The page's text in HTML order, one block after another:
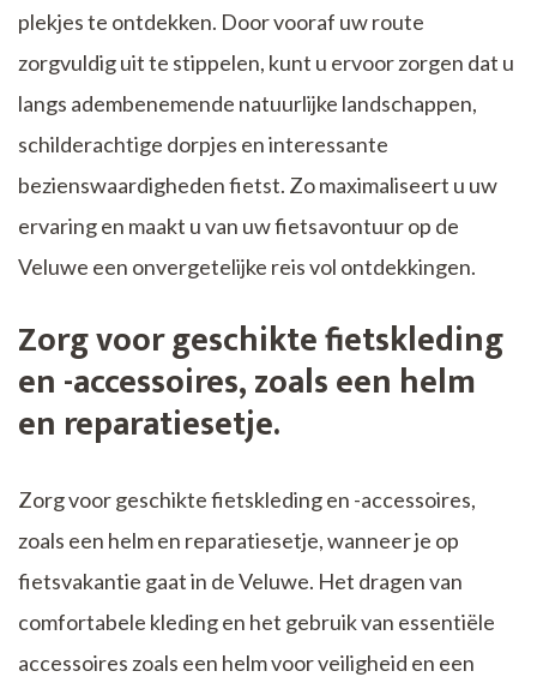
plekjes te ontdekken. Door vooraf uw route
zorgvuldig uit te stippelen, kunt u ervoor zorgen dat u
langs adembenemende natuurlijke landschappen,
schilderachtige dorpjes en interessante
bezienswaardigheden fietst. Zo maximaliseert u uw
ervaring en maakt u van uw fietsavontuur op de
Veluwe een onvergetelijke reis vol ontdekkingen.
Zorg voor geschikte fietskleding
en -accessoires, zoals een helm
en reparatiesetje.
Zorg voor geschikte fietskleding en -accessoires,
zoals een helm en reparatiesetje, wanneer je op
fietsvakantie gaat in de Veluwe. Het dragen van
comfortabele kleding en het gebruik van essentiële
accessoires zoals een helm voor veiligheid en een